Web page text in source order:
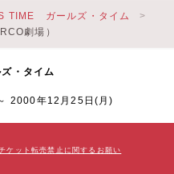
・タイム
2000年12月25日(月)
TIME ガールズ・タイム
劇場）
ケット転売禁止に関するお願い